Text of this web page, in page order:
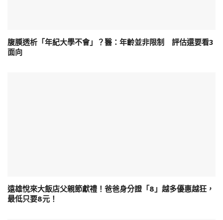
腹膜透析「年紀大學不會」？醫：年齡並非限制 評估還要看3
面向
遠雄悅來大飯店父親節獻禮！爸爸身分證「8」越多優惠越狂，
最低只要8元！